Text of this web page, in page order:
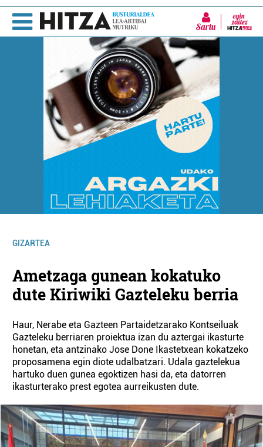
Sartu
GIZARTEA
Ametzaga gunean kokatuko
dute Kiriwiki Gazteleku berria
Haur, Nerabe eta Gazteen Partaidetzarako Kontseiluak
Gazteleku berriaren proiektua izan du aztergai ikasturte
honetan, eta antzinako Jose Done Ikastetxean kokatzeko
proposamena egin diote udalbatzari. Udala gaztelekua
hartuko duen gunea egoktizen hasi da, eta datorren
ikasturterako prest egotea aurreikusten dute.